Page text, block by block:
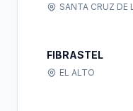
SANTA CRUZ DE
FIBRASTEL
EL ALTO